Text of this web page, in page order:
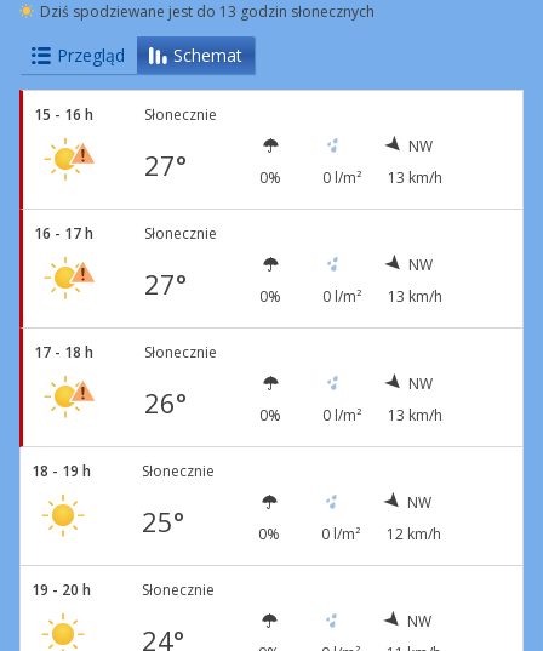
Dziś spodziewane jest do 13 godzin słonecznych
Przegląd Schemat
15 - 16 h Słonecznie
27° 0% 0 l/m²
NW
13 km/h
16 - 17 h Słonecznie
27° 0% 0 l/m²
NW
13 km/h
17 - 18 h Słonecznie
26° 0% 0 l/m²
NW
13 km/h
18 - 19 h Słonecznie
25° 0% 0 l/m²
NW
12 km/h
19 - 20 h Słonecznie
24°
NW